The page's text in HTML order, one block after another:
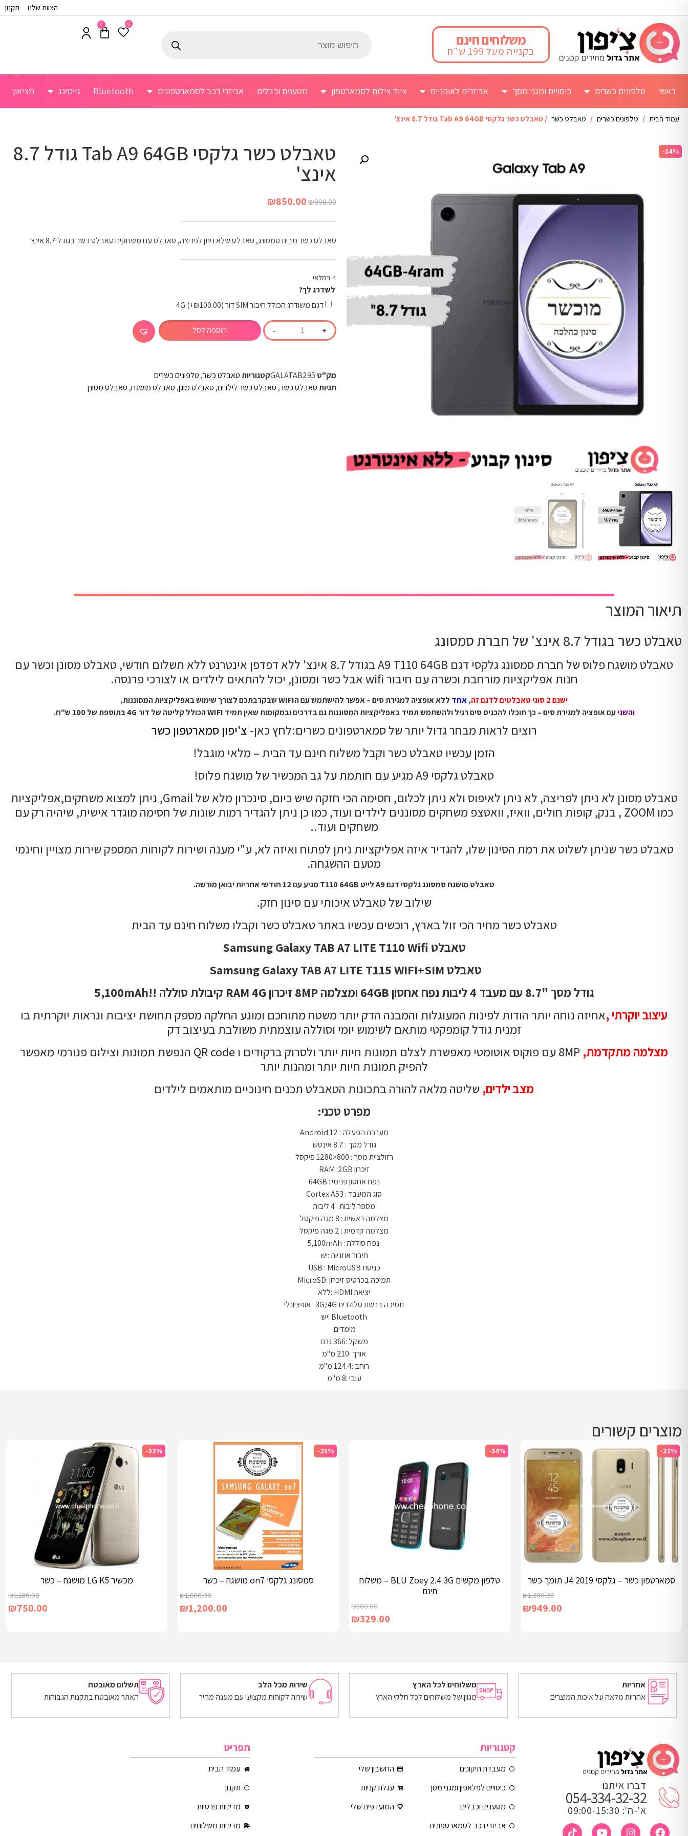
הצוות שלנו תקנון
משלוחים חינם
בקנייה מעל 199 ש"ח
0
0
ראשי טלפונים כשרים כיסויים ומגני מסך אביזרים לאופניים ציוד צילום לסמארטפון מטענים וכבלים אביזרי רכב לסמארטפונים Bluetooth גיימינג מציאון
עמוד הבית / טלפונים כשרים / טאבלט כשר / טאבלט כשר גלקסי Tab A9 64GB גודל 8.7 אינצ'
-14% טאבלט כשר גלקסי Tab A9 64GB גודל 8.7
אינצ'
₪990.00
₪850.00
טאבלט כשר מבית סמסונג, טאבלט שלא ניתן לפריצה, טאבלט עם משחקים טאבלט כשר בגודל 8.7 אינצ'
4 במלאי
לשדרג לך?
דגם משודרג הכולל חיבור SIM דור 4G
(+₪100.00)
+
- הוספה לסל
מק"ט GALATAB295קטגוריותטאבלט כשר, טלפונים כשרים
תגיותטאבלט כשר, טאבלט כשר לילדים, טאבלט מוגן, טאבלט מושגח, טאבלט מסונן
תיאור המוצר
טאבלט כשר בגודל 8.7 אינצ' של חברת סמסונג
טאבלט מושגח פלוס של חברת סמסונג גלקסי דגם A9 T110 64GB בגודל 8.7 אינצ' ללא דפדפן אינטרנט ללא תשלום חודשי, טאבלט מסונן וכשר עם
חנות אפליקציות מורחבת וכשרה עם חיבור wifi אבל כשר ומסונן, יכול להתאים לילדים או לצורכי פרנסה.
ישנם 2 סוגי טאבלטים לדגם זה ,אחד ללא אופציה למגירת סים – אפשר להישתמש עם הWIFI שבקרבתכם לצורך שימוש באפליקציות המסוננות,
והשניעם אופציה למגירת סים – כך תוכלו להכניס סים רגיל ולהשתמש תמיד באפליקציות המסוננות גם בדרכים ובמקומות שאין תמיד WIFI הכולל קליטה של דור 4G בתוספת של 100 ש"ח.
רוצים לראות מבחר גדול יותר של סמארטפונים כשרים:לחץ כאן- צ'יפון סמארטפון כשר
הזמן עכשיו טאבלט כשר וקבל משלוח חינם עד הבית – מלאי מוגבל!
טאבלט גלקסי A9 מגיע עם חותמת על גב המכשיר של מושגח פלוס!
טאבלט מסונן לא ניתן לפריצה, לא ניתן לאיפוס ולא ניתן לכלום, חסימה הכי חזקה שיש כיום, סינכרון מלא של Gmail, ניתן למצוא משחקים,אפליקציות
כמו ZOOM , בנק, קופות חולים, וואיז, וואטצפ משחקים מסוננים לילדים ועוד, כמו כן ניתן להגדיר רמות שונות של חסימה מוגדר אישית, שיהיה רק עם
משחקים ועוד..
טאבלט כשר שניתן לשלוט את רמת הסינון שלו, להגדיר איזה אפליקציות ניתן לפתוח ואיזה לא, ע"י מענה ושירות לקוחות המספק שירות מצויין וחינמי
מטעם ההשגחה.
טאבלט מושגח סמסונג גלקסי דגם A9 לייט T110 64GB מגיע עם 12 חודשי אחריות יבואן מורשה.
שילוב של טאבלט איכותי עם סינון חזק.
טאבלט כשר מחיר הכי זול בארץ, רוכשים עכשיו באתר טאבלט כשר וקבלו משלוח חינם עד הבית
טאבלט Samsung Galaxy TAB A7 LITE T110 Wifi
טאבלט Samsung Galaxy TAB A7 LITE T115 WIFI+SIM
גודל מסך "8.7 עם מעבד 4 ליבות נפח אחסון 64GB ומצלמה 8MP זיכרון RAM 4G קיבולת סוללה !!5,100mAh
עיצוב יוקרתי ,אחיזה נוחה יותר הודות לפינות המעוגלות והמבנה הדק יותר משטח מתוחכם ומונע החלקה מספק תחושת יציבות ונראות יוקרתית בו
זמנית גודל קומפקטי מותאם לשימוש יומי וסוללה עוצמתית משולבת בעיצוב דק
מצלמה מתקדמת,
8MP עם פוקוס אוטומטי מאפשרת לצלם תמונות חיות יותר ולסרוק ברקודים ו QR code הנפשת תמונות וצילום פנורמי מאפשר
להפיק תמונות חיות יותר ומהנות יותר
מצב ילדים, שליטה מלאה להורה בתכונות הטאבלט תכנים חינוכיים מותאמים לילדים
מפרט טכני:
מערכת הפעלה : 12 Android
גודל מסך : 8.7 אינטש
רזולציית מסך : 800×1280 פיקסל
זיכרון RAM :2GB
נפח אחסון פנימי : 64GB
סוג המעבד : Cortex A53
מספר ליבות : 4 ליבות
מצלמה ראשית : 8 מגה פיקסל
מצלמה קדמית : 2 מגה פיקסל
נפח סוללה : 5,100mAh
חיבור אוזניות :יש
כניסת USB : MicroUSB
תמיכה בכרטיס זיכרון :MicroSD
יציאת HDMI :ללא
תמיכה ברשת סלולרית 3G/4G : אופציונלי
Bluetooth :יש
מימדים:
משקל :366 גרם
אורך :210 מ"מ
רוחב :124.4 מ"מ
עובי :8 מ"מ
מוצרים קשורים
-21%
סמארטפון כשר – גלקסי J4 2019 תומך כשר
₪1,200.00
₪949.00
הוספה לסל
-34%
טלפון מקשים BLU Zoey 2.4 3G – משלוח
חינם
₪500.00
₪329.00
מידע נוסף
-25%
סמסונג גלקסי on7 מושגח – כשר
₪1,600.00
₪1,200.00
מידע נוסף
-32%
מכשיר LG K5 מושגח – כשר
₪1,100.00
₪750.00
מידע נוסף
אחריות
אחריות מלאה על איכות המוצרים
משלוחים לכל הארץ
מגוון של משלוחים לכל חלקי הארץ
שירות מכל הלב
שירות לקוחות מקצועי עם מענה מהיר
תשלום מאובטח
האתר מאובטח בתקנות הגבוהות
דברו איתנו
054-334-32-32
א'-ה': 09:00-15:30
קטגוריות
מעבדת תיקונים
כיסויים לפלאפון ומגני מסך
מטענים וכבלים
אביזרי רכב לסמארטפונים
החשבון שלי
עגלת קניות
המועדפים שלי
תפריט
עמוד הבית
תקנון
מדיניות פרטיות
מדיניות משלוחים